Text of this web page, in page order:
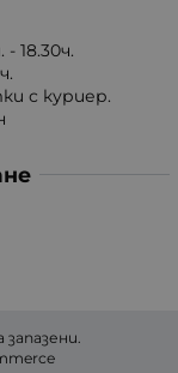
18.30ч.
с куриер.
запазени.